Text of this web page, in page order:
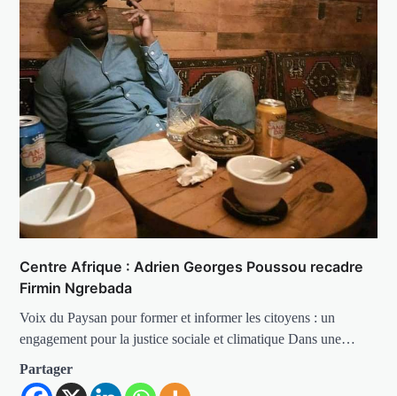
Centre Afrique : Adrien Georges Poussou recadre
Firmin Ngrebada
Voix du Paysan pour former et informer les citoyens : un
engagement pour la justice sociale et climatique Dans une…
Partager